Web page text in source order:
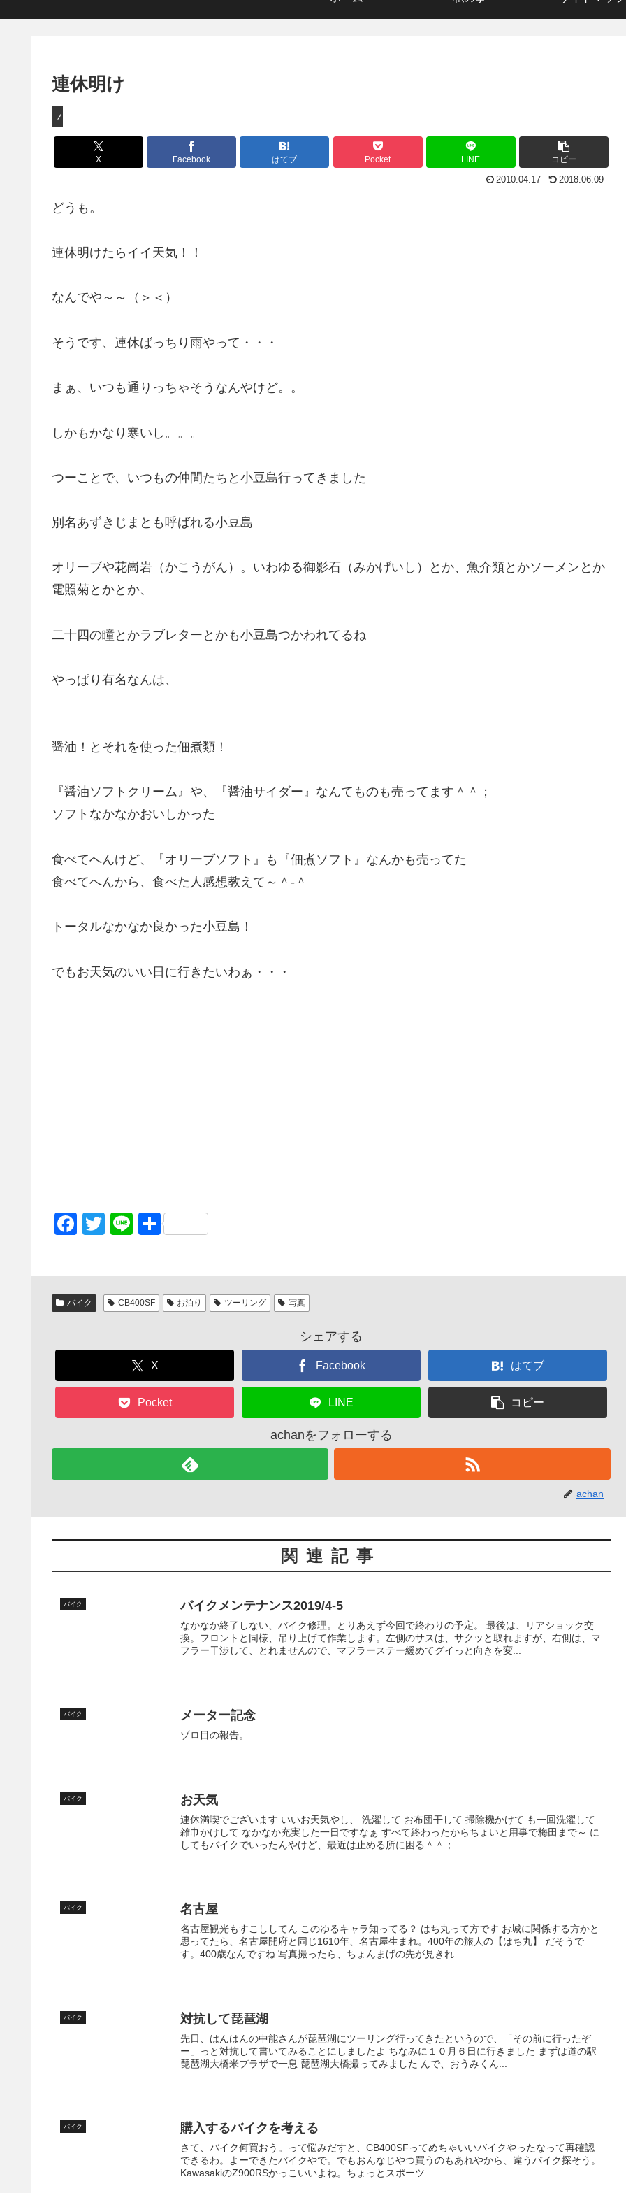
連休明け
バイク
X Facebook はてブ Pocket LINE コピー
2010.04.17 2018.06.09
どうも。
連休明けたらイイ天気！！
なんでや～～（＞＜）
そうです、連休ばっちり雨やって・・・
まぁ、いつも通りっちゃそうなんやけど。。
しかもかなり寒いし。。。
つーことで、いつもの仲間たちと小豆島行ってきました
別名あずきじまとも呼ばれる小豆島
オリーブや花崗岩（かこうがん）。いわゆる御影石（みかげいし）とか、魚介類とかソーメンとか
電照菊とかとか、
二十四の瞳とかラブレターとかも小豆島つかわれてるね
やっぱり有名なんは、
醤油！とそれを使った佃煮類！
『醤油ソフトクリーム』や、『醤油サイダー』なんてものも売ってます＾＾；
ソフトなかなかおいしかった
食べてへんけど、『オリーブソフト』も『佃煮ソフト』なんかも売ってた
食べてへんから、食べた人感想教えて～＾-＾
トータルなかなか良かった小豆島！
でもお天気のいい日に行きたいわぁ・・・
F
e
b
o
k
T
er
Li 共
バイク CB400SF お泊り ツーリング 写真
シェアする
X Facebook はてブ
Pocket LINE コピー
achanをフォローする
achan
関連記事
バイク バイクメンテナンス2019/4-5
なかなか終了しない、バイク修理。とりあえず今回で終わりの予定。 最後は、リアショック交
換。フロントと同様、吊り上げて作業します。左側のサスは、サクッと取れますが、右側は、マ
フラー干渉して、とれませんので、マフラーステー緩めてグイっと向きを変...
バイク メーター記念
ゾロ目の報告。
バイク お天気
連休満喫でございます いいお天気やし、 洗濯して お布団干して 掃除機かけて も一回洗濯して
雑巾かけして なかなか充実した一日ですなぁ すべて終わったからちょいと用事で梅田まで～ に
してもバイクでいったんやけど、最近は止める所に困る＾＾；...
バイク 名古屋
名古屋観光もすこししてん このゆるキャラ知ってる？ はち丸って方です お城に関係する方かと
思ってたら、名古屋開府と同じ1610年、名古屋生まれ。400年の旅人の【はち丸】 だそうで
す。400歳なんですね 写真撮ったら、ちょんまげの先が見きれ...
バイク 対抗して琵琶湖
先日、はんはんの中能さんが琵琶湖にツーリング行ってきたというので、「その前に行ったぞ
ー」っと対抗して書いてみることにしましたよ ちなみに１０月６日に行きました まずは道の駅
琵琶湖大橋米プラザで一息 琵琶湖大橋撮ってみました んで、おうみくん...
バイク 購入するバイクを考える
さて、バイク何買おう。って悩みだすと、CB400SFってめちゃいいバイクやったなって再確認
できるわ。よーできたバイクやで。でもおんなじやつ買うのもあれやから、違うバイク探そう。
KawasakiのZ900RSかっこいいよね。ちょっとスポーツ...